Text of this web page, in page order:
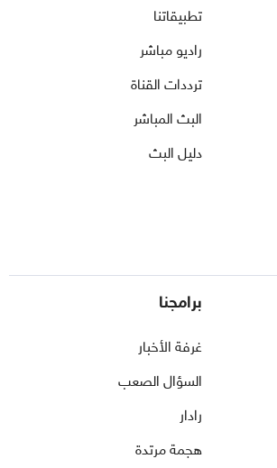
تطبيقاتنا
راديو مباشر
ترددات القناة
البث المباشر
دليل البث
برامجنا
غرفة الأخبار
السؤال الصعب
رادار
هجمة مرتدة